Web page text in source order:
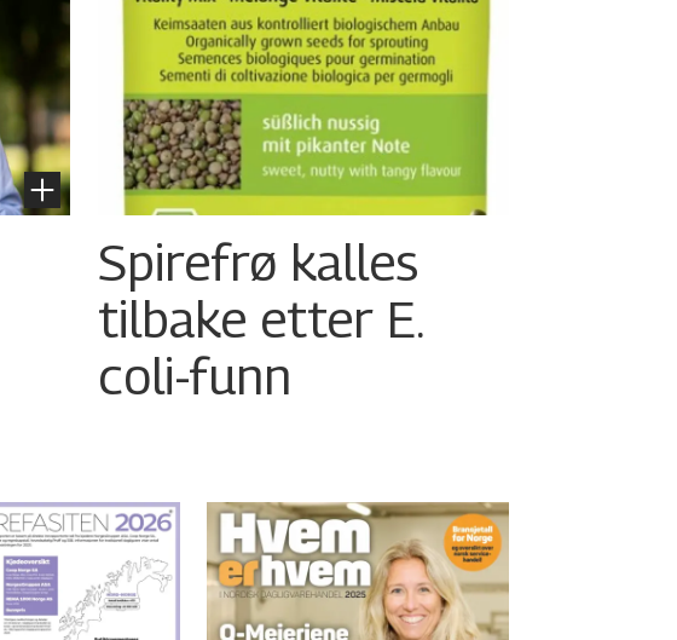
Spirefrø kalles
tilbake etter E.
coli-funn